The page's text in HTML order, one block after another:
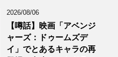
2026/08/06
【噂話】映画「アベンジ
ャーズ：ドゥームズデ
イ」でとあるキャラの再